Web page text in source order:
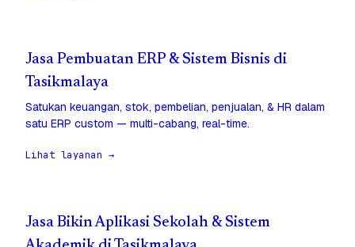
Jasa Pembuatan ERP & Sistem Bisnis di
Tasikmalaya
Satukan keuangan, stok, pembelian, penjualan, & HR dalam
satu ERP custom — multi-cabang, real-time.
Lihat layanan →
Jasa Bikin Aplikasi Sekolah & Sistem